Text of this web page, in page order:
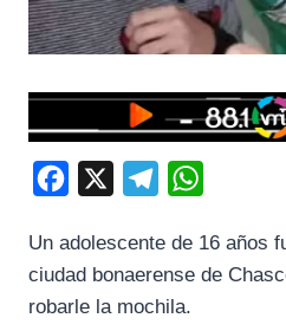
c
e
b
l
e
g
a
t
Un adolescente de 16 años
ciudad bonaerense de
robarle la mochila.